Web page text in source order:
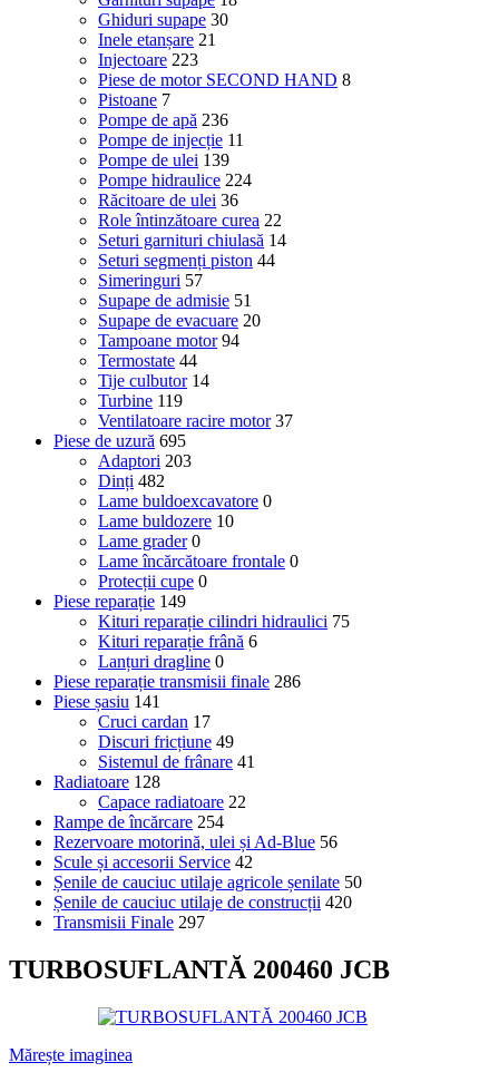
Ghiduri supape 30
Inele etanșare 21
Injectoare 223
Piese de motor SECOND HAND 8
Pistoane 7
Pompe de apă 236
Pompe de injecție 11
Pompe de ulei 139
Pompe hidraulice 224
Răcitoare de ulei 36
Role întinzătoare curea 22
Seturi garnituri chiulasă 14
Seturi segmenți piston 44
Simeringuri 57
Supape de admisie 51
Supape de evacuare 20
Tampoane motor 94
Termostate 44
Tije culbutor 14
Turbine 119
Ventilatoare racire motor 37
Piese de uzură 695
Adaptori 203
Dinți 482
Lame buldoexcavatore 0
Lame buldozere 10
Lame grader 0
Lame încărcătoare frontale 0
Protecții cupe 0
Piese reparație 149
Kituri reparație cilindri hidraulici 75
Kituri reparație frână 6
Lanțuri dragline 0
Piese reparație transmisii finale 286
Piese șasiu 141
Cruci cardan 17
Discuri fricțiune 49
Sistemul de frânare 41
Radiatoare 128
Capace radiatoare 22
Rampe de încărcare 254
Rezervoare motorină, ulei și Ad-Blue 56
Scule și accesorii Service 42
Șenile de cauciuc utilaje agricole șenilate 50
Șenile de cauciuc utilaje de construcții 420
Transmisii Finale 297
TURBOSUFLANTĂ 200460 JCB
Mărește imaginea